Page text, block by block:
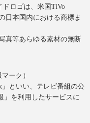
ドロゴは、米国TiVo
日本国内における商標ま
真等あらゆる素材の無断
ーク）
」といい、テレビ番組の公
」を利用したサービスに